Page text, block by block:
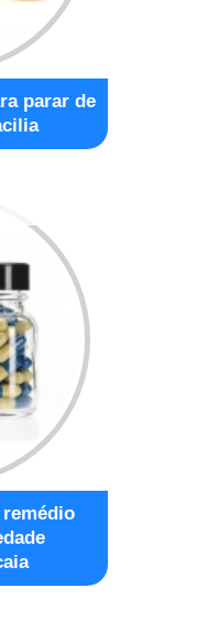
parar de